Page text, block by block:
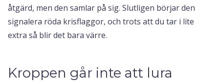
åtgärd, men den samlar på sig. Slutligen börjar den
signalera röda krisflaggor, och trots att du tar i lite
extra så blir det bara värre.
Kroppen går inte att lura